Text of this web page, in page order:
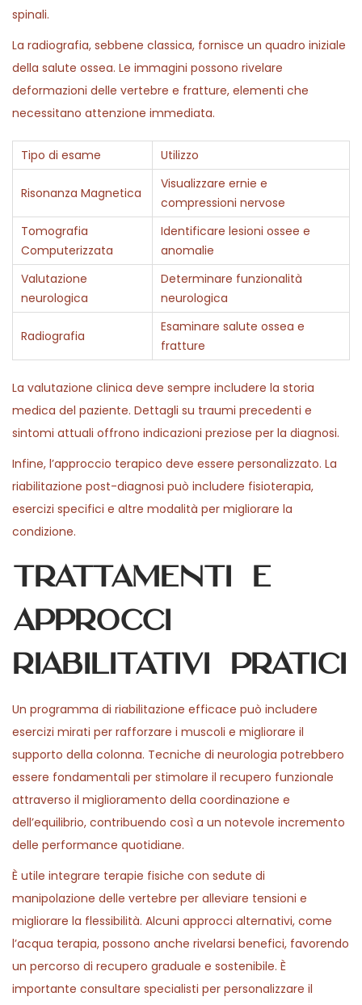
spinali.
La radiografia, sebbene classica, fornisce un quadro iniziale
della salute ossea. Le immagini possono rivelare
deformazioni delle vertebre e fratture, elementi che
necessitano attenzione immediata.
Tipo di esame Utilizzo
Risonanza Magnetica
Visualizzare ernie e
compressioni nervose
Tomografia
Computerizzata
Identificare lesioni ossee e
anomalie
Valutazione
neurologica
Determinare funzionalità
neurologica
Radiografia
Esaminare salute ossea e
fratture
La valutazione clinica deve sempre includere la storia
medica del paziente. Dettagli su traumi precedenti e
sintomi attuali offrono indicazioni preziose per la diagnosi.
Infine, l’approccio terapico deve essere personalizzato. La
riabilitazione post-diagnosi può includere fisioterapia,
esercizi specifici e altre modalità per migliorare la
condizione.
Trattamenti e
approcci
riabilitativi pratici
Un programma di riabilitazione efficace può includere
esercizi mirati per rafforzare i muscoli e migliorare il
supporto della colonna. Tecniche di neurologia potrebbero
essere fondamentali per stimolare il recupero funzionale
attraverso il miglioramento della coordinazione e
dell’equilibrio, contribuendo così a un notevole incremento
delle performance quotidiane.
È utile integrare terapie fisiche con sedute di
manipolazione delle vertebre per alleviare tensioni e
migliorare la flessibilità. Alcuni approcci alternativi, come
l’acqua terapia, possono anche rivelarsi benefici, favorendo
un percorso di recupero graduale e sostenibile. È
importante consultare specialisti per personalizzare il